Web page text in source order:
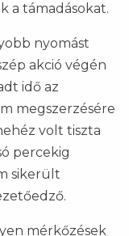
a támadásokat.
nyomást
akció végén
idő az
megszerzésére
volt tiszta
percekig
sikerült
mérkőzések